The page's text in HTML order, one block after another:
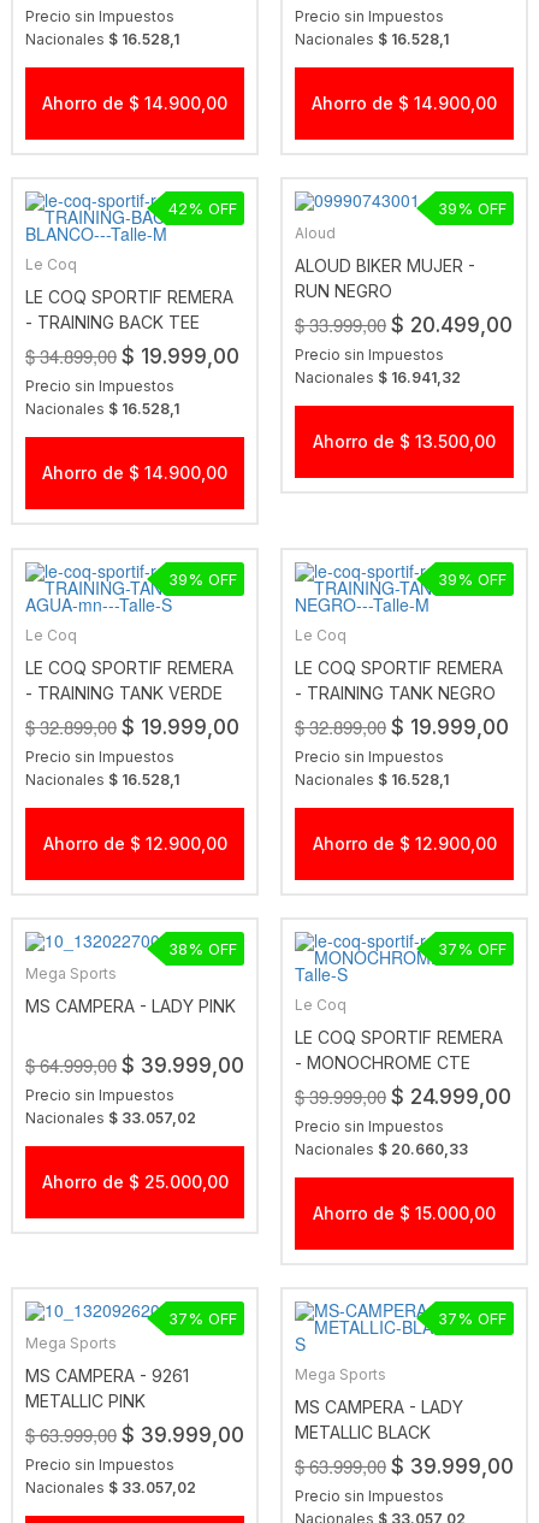
Precio sin Impuestos
Nacionales $ 16.528,1
Ahorro de $ 14.900,00
Precio sin Impuestos
Nacionales $ 16.528,1
Ahorro de $ 14.900,00
Le Coq
LE COQ SPORTIF REMERA
- TRAINING BACK TEE
BLANCO
$ 34.899,00 $ 19.999,00
Precio sin Impuestos
Nacionales $ 16.528,1
42
Ahorro de $ 14.900,00
Aloud
ALOUD BIKER MUJER -
RUN NEGRO
$ 33.999,00 $ 20.499,00
Precio sin Impuestos
Nacionales $ 16.941,32
39
Ahorro de $ 13.500,00
Le Coq
LE COQ SPORTIF REMERA
- TRAINING TANK VERDE
AGUA MN
$ 32.899,00 $ 19.999,00
Precio sin Impuestos
Nacionales $ 16.528,1
39
Ahorro de $ 12.900,00
Le Coq
LE COQ SPORTIF REMERA
- TRAINING TANK NEGRO
$ 32.899,00 $ 19.999,00
Precio sin Impuestos
Nacionales $ 16.528,1
39
Ahorro de $ 12.900,00
Mega Sports
MS CAMPERA - LADY PINK
$ 64.999,00 $ 39.999,00
Precio sin Impuestos
Nacionales $ 33.057,02
38
Ahorro de $ 25.000,00
Le Coq
LE COQ SPORTIF REMERA
- MONOCHROME CTE
$ 39.999,00 $ 24.999,00
Precio sin Impuestos
Nacionales $ 20.660,33
37
Ahorro de $ 15.000,00
Mega Sports
MS CAMPERA - 9261
METALLIC PINK
$ 63.999,00 $ 39.999,00
Precio sin Impuestos
Nacionales $ 33.057,02
37
Mega Sports
MS CAMPERA - LADY
METALLIC BLACK
$ 63.999,00 $ 39.999,00
Precio sin Impuestos
Nacionales $ 33.057,02
37